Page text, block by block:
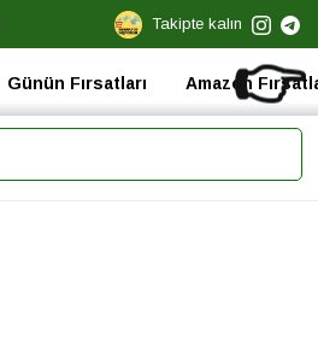
Takipte kalın
👉
Günün Fırsatları Amazon